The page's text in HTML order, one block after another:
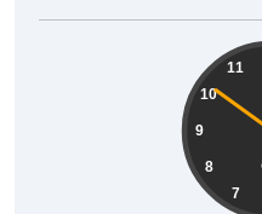
7
8
9
10
11